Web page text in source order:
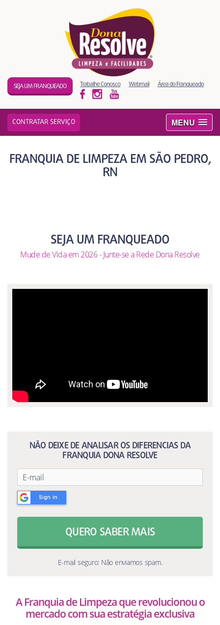
MENU
SEJA UM FRANQUEADO Trabalhe Conosco Webmail Área do Franqueado
CONTRATAR SERVIÇO
FRANQUIA DE LIMPEZA EM SÃO PEDRO,
RN
SEJA UM FRANQUEADO
Mude de Vida em 2026 - Junte-se a Rede Dona Resolve
NÃO DEIXE DE ANALISAR OS DIFERENCIAS DA
FRANQUIA DONA RESOLVE
Sign in
QUERO SABER MAIS
E-mail seguro: Não enviamos spam.
A Franquia de Limpeza que revolucionou o
mercado com sua estratégia exclusiva